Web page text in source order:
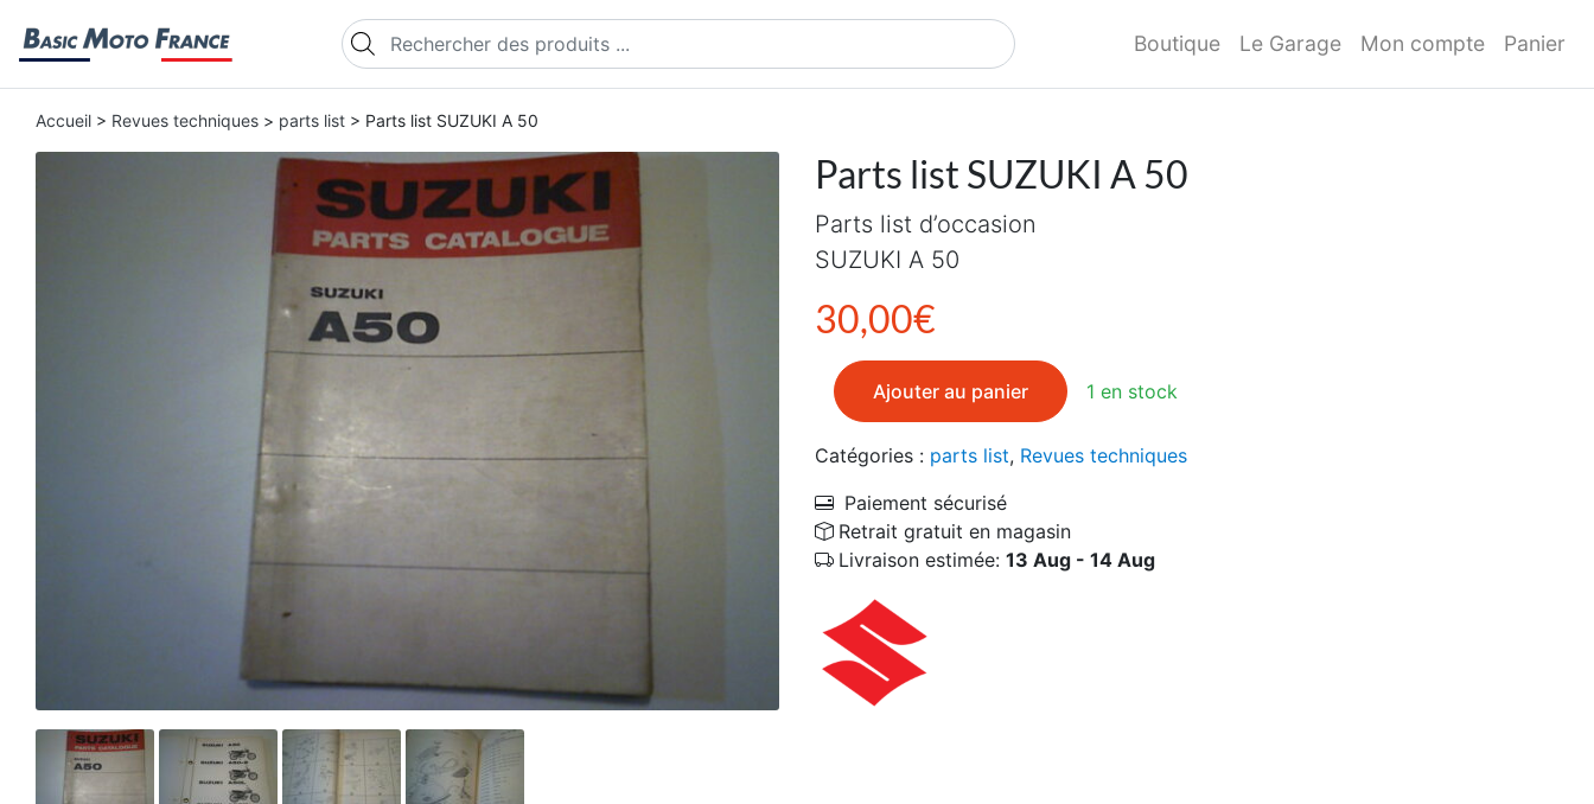
Recherche de produits Boutique Le Garage Mon compte Panier
Accueil > Revues techniques > parts list > Parts list SUZUKI A 50
Parts list SUZUKI A 50
30,00€
Parts list d’occasion
SUZUKI A 50
1 en stock
quantité de Parts list SUZUKI A 50
Ajouter au panier
Catégories : parts list, Revues techniques
Paiement sécurisé
Retrait gratuit en magasin
Livraison estimée: 13 Aug - 14 Aug